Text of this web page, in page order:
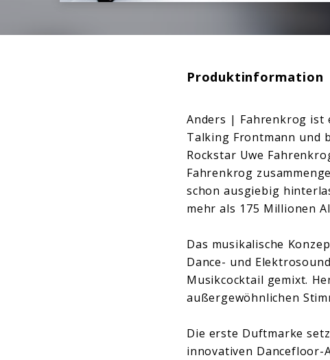
Produktinformation
Anders | Fahrenkrog ist
Talking Frontmann und
Rockstar Uwe
Fahrenkrog
schon ausgiebig
mehr als 175 Millionen
Das musikalische
Dance- und
Musikcocktail gemixt.
außergewöhnlichen
Die erste Duftmarke
innovativen Dancefloor-